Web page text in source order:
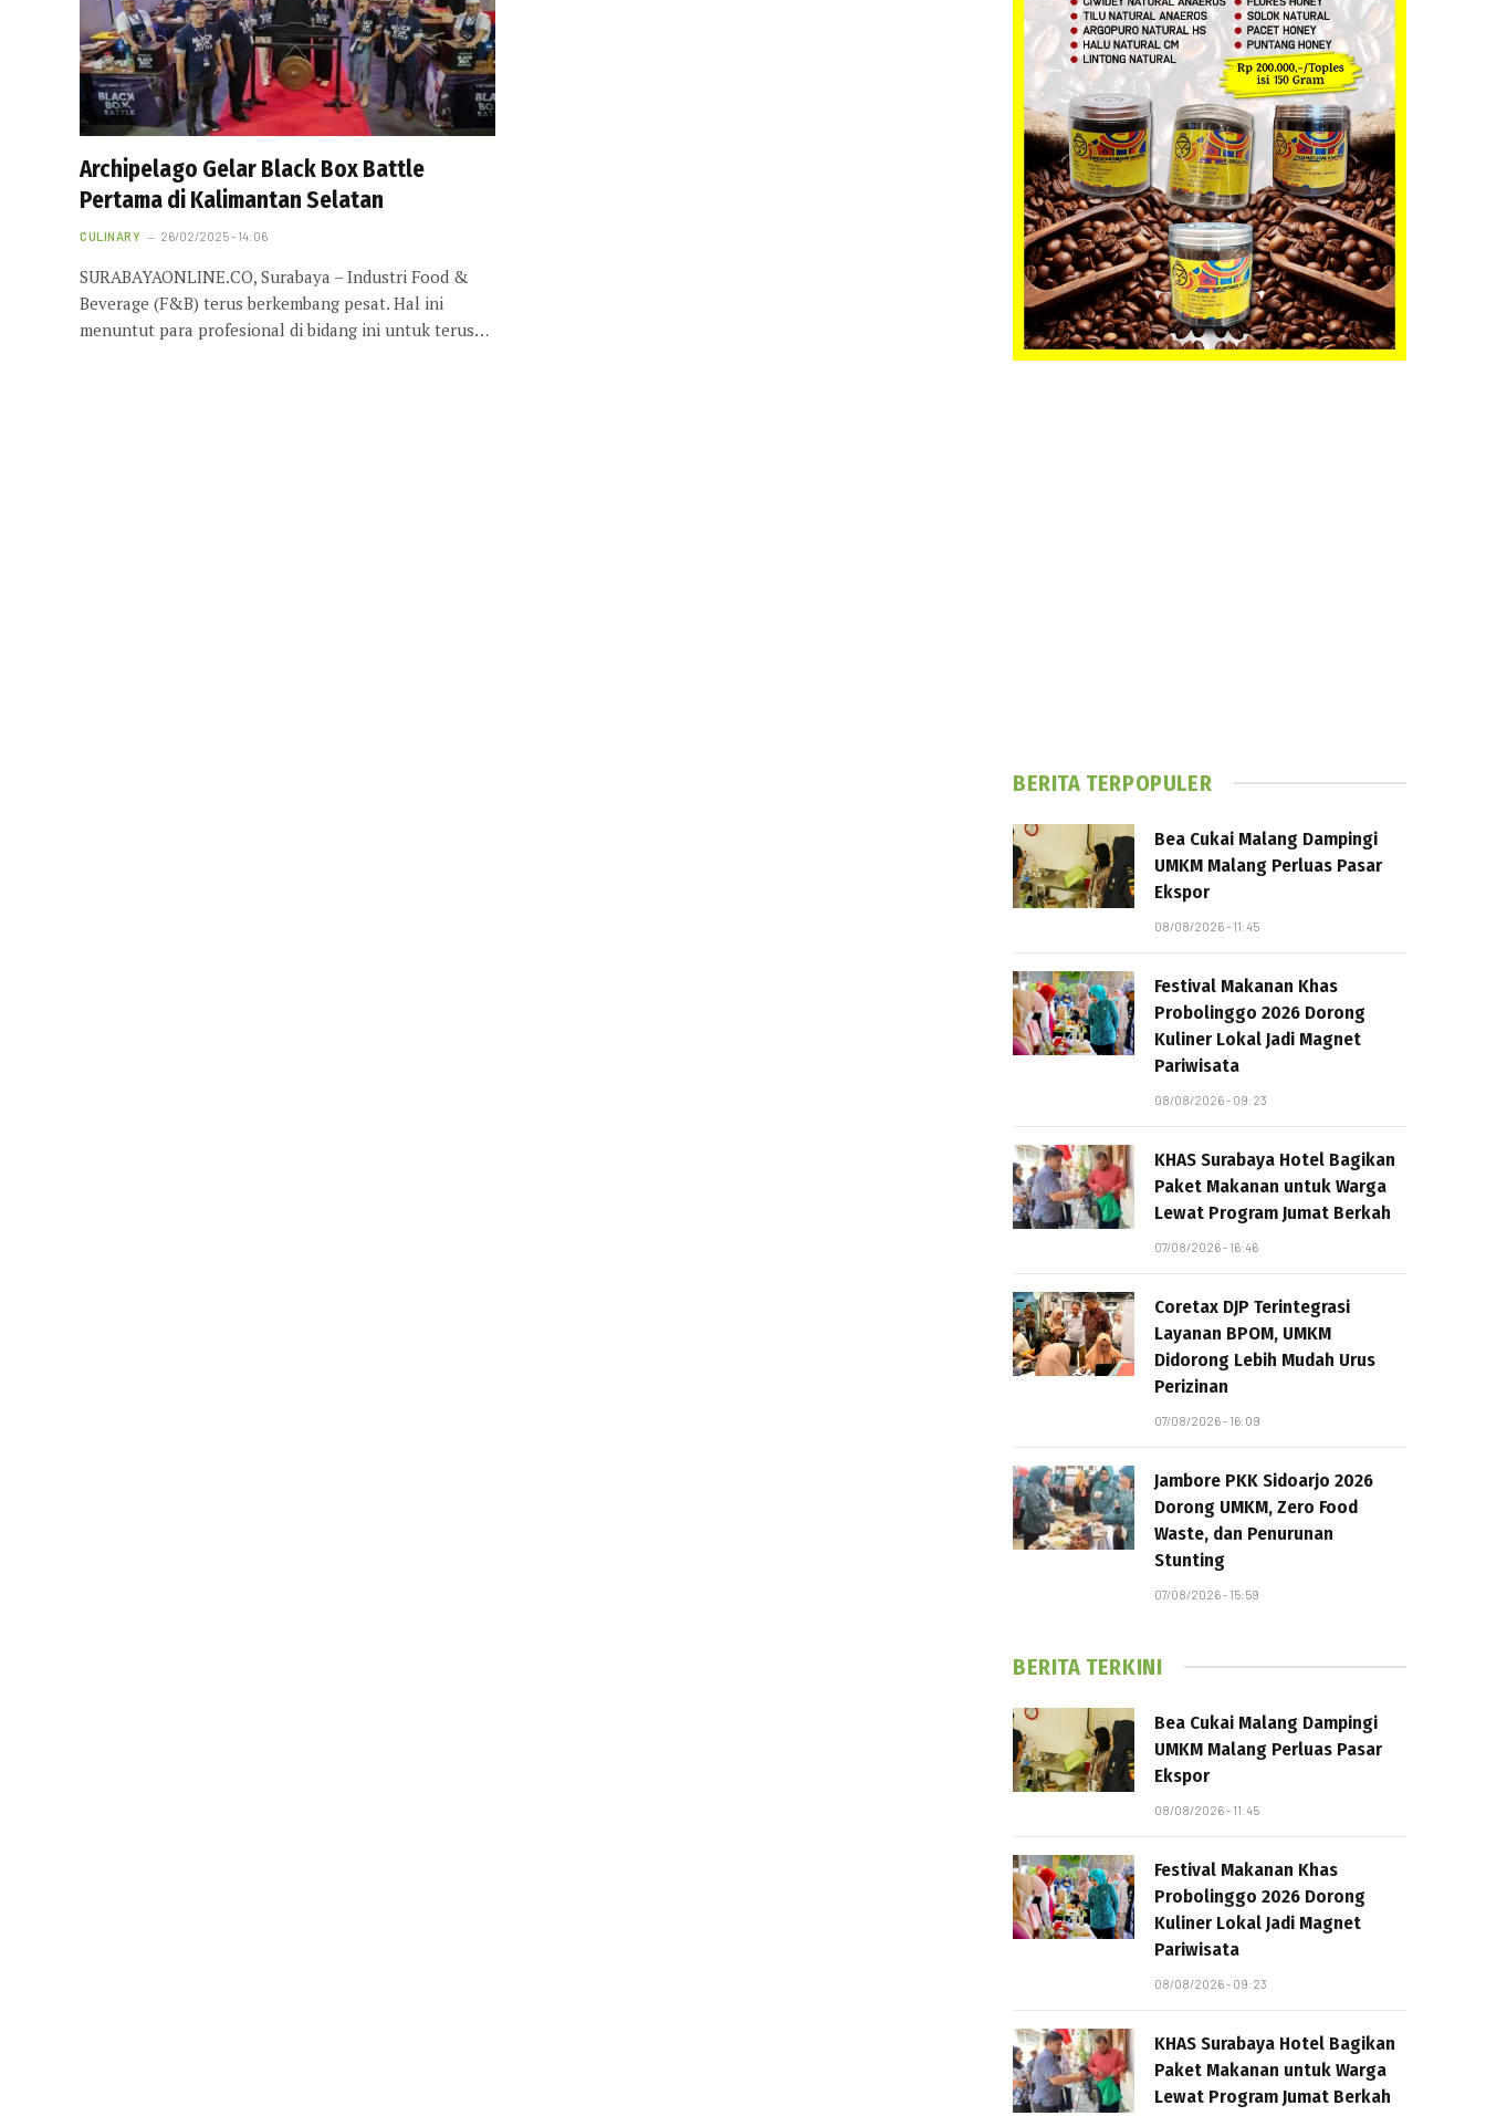
Archipelago Gelar Black Box Battle
Pertama di Kalimantan Selatan
CULINARY 26/02/2025 - 14:06
SURABAYAONLINE.CO, Surabaya – Industri Food &
Beverage (F&B) terus berkembang pesat. Hal ini
menuntut para profesional di bidang ini untuk terus…
BERITA TERPOPULER
Bea Cukai Malang Dampingi
UMKM Malang Perluas Pasar
Ekspor
08/08/2026 - 11:45
Festival Makanan Khas
Probolinggo 2026 Dorong
Kuliner Lokal Jadi Magnet
Pariwisata
08/08/2026 - 09:23
KHAS Surabaya Hotel Bagikan
Paket Makanan untuk Warga
Lewat Program Jumat Berkah
07/08/2026 - 16:46
Coretax DJP Terintegrasi
Layanan BPOM, UMKM
Didorong Lebih Mudah Urus
Perizinan
07/08/2026 - 16:09
Jambore PKK Sidoarjo 2026
Dorong UMKM, Zero Food
Waste, dan Penurunan
Stunting
07/08/2026 - 15:59
BERITA TERKINI
Bea Cukai Malang Dampingi
UMKM Malang Perluas Pasar
Ekspor
08/08/2026 - 11:45
Festival Makanan Khas
Probolinggo 2026 Dorong
Kuliner Lokal Jadi Magnet
Pariwisata
08/08/2026 - 09:23
KHAS Surabaya Hotel Bagikan
Paket Makanan untuk Warga
Lewat Program Jumat Berkah